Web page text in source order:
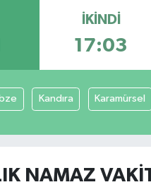
İKINDI
17:03
Kandıra Karamürsel
NAMAZ